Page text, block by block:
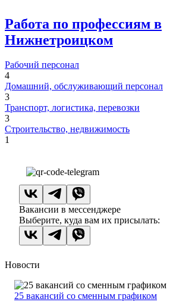
Работа по профессиям в
Нижнетроицком
Рабочий персонал
4
Домашний, обслуживающий персонал
3
Транспорт, логистика, перевозки
3
Строительство, недвижимость
1
Вакансии в мессенджере
Выберите, куда вам их присылать:
Новости
25 вакансий со сменным графиком